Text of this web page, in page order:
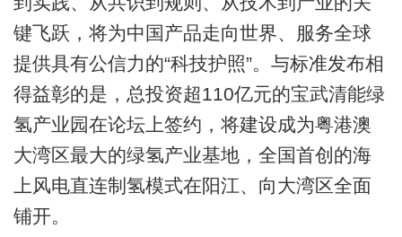
键飞跃，将为中国产品走向世界、服务全球
提供具有公信力的“科技护照”。与标准发布相
得益彰的是，总投资超110亿元的宝武清能绿
氢产业园在论坛上签约，将建设成为粤港澳
大湾区最大的绿氢产业基地，全国首创的海
上风电直连制氢模式在阳江、向大湾区全面
铺开。